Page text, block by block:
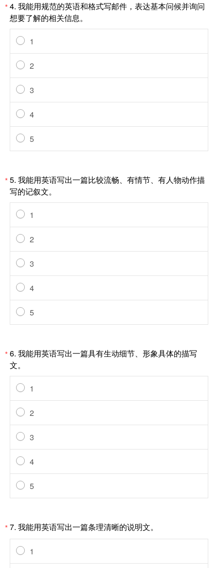
*4. 我能用规范的英语和格式写邮件，表达基本问候并询问
想要了解的相关信息。
1
2
3
4
5
*5. 我能用英语写出一篇比较流畅、有情节、有人物动作描
写的记叙文。
1
2
3
4
5
*6. 我能用英语写出一篇具有生动细节、形象具体的描写
文。
1
2
3
4
5
*7. 我能用英语写出一篇条理清晰的说明文。
1